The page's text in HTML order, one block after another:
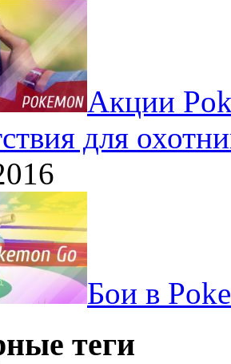
Акции
для
Бои в
теги